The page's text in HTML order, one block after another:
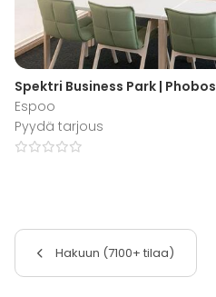
Spektri Business Park | Phobos
Espoo
Pyydä tarjous
Hakuun (7100+ tilaa)